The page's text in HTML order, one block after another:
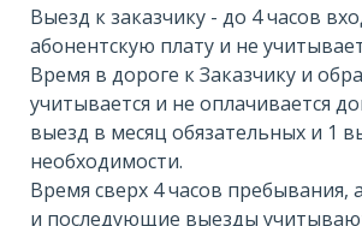
Выезд к заказчику - до 4 часов
абонентскую плату и не
Время в дороге к Заказчику и
учитывается и не оплачивается
выезд в месяц обязательных и 1
необходимости.
Время сверх 4 часов пребывания,
и последующие выезды